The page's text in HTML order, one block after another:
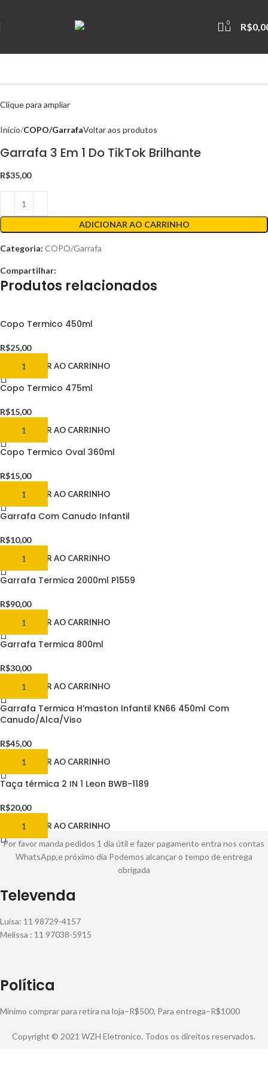
0 R$
Clique para ampliar
Início COPO/GarrafaVoltar aos produtos
Garrafa 3 Em 1 Do TikTok Brilhante
R$35,00
ADICIONAR AO CARRINHO
Categoria: COPO/Garrafa
Compartilhar:
Produtos relacionados
Copo Termico 450ml
R$25,00
ADICIONAR AO CARRINHO
Copo Termico 475ml
R$15,00
ADICIONAR AO CARRINHO
Copo Termico Oval 360ml
R$15,00
ADICIONAR AO CARRINHO
Garrafa Com Canudo Infantil
R$10,00
ADICIONAR AO CARRINHO
Garrafa Termica 2000ml P1559
R$90,00
ADICIONAR AO CARRINHO
Garrafa Termica 800ml
R$30,00
ADICIONAR AO CARRINHO
Garrafa Termica H’maston Infantil KN66 450ml Com
Canudo/Alca/Viso
R$45,00
ADICIONAR AO CARRINHO
Taça térmica 2 IN 1 Leon BWB-1189
R$20,00
ADICIONAR AO CARRINHO
Por favor manda pedidos 1 dia útil e fazer pagamento entra nos contas
WhatsApp,e próximo dia Podemos alcançar o tempo de entrega
obrigada
Televenda
Luisa: 11 98729-4157
Melissa : 11 97038-5915
Política
Mínimo comprar para retira na loja–R$500, Para entrega–R$1000
Copyright © 2021 WZH Eletronico. Todos os direitos reservados.